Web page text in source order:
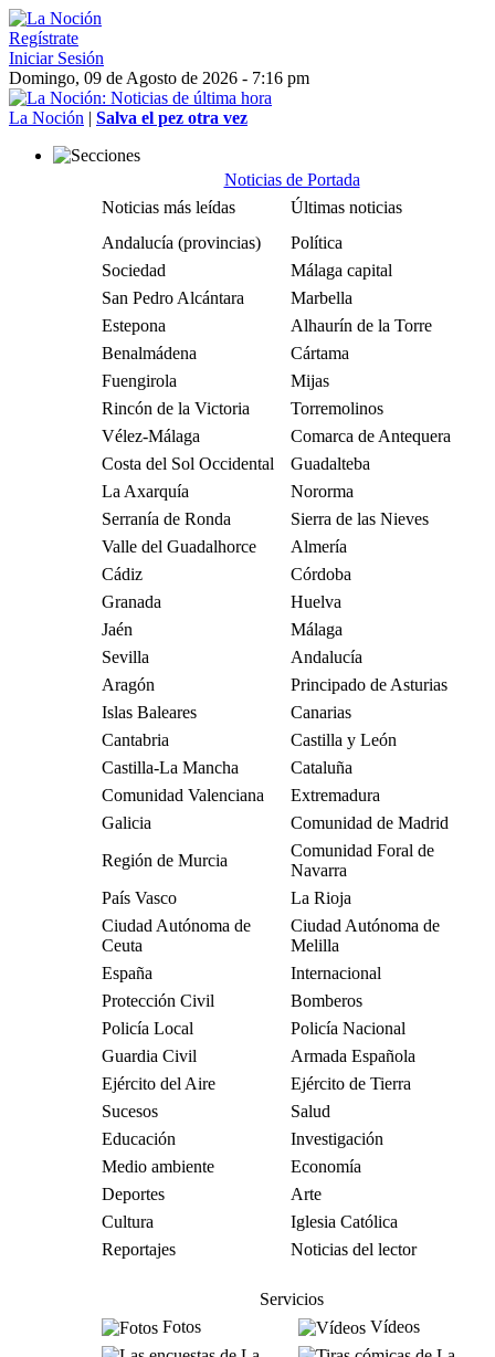
Regístrate
Iniciar Sesión
Domingo, 09 de Agosto de 2026 - 7:16 pm
La Noción | Salva el pez otra vez
Noticias de Portada
Noticias más leídas
Últimas noticias
Andalucía (provincias)
Política
Sociedad
Málaga capital
San Pedro Alcántara
Marbella
Estepona
Alhaurín de la Torre
Benalmádena
Cártama
Fuengirola
Mijas
Rincón de la Victoria
Torremolinos
Vélez-Málaga
Comarca de Antequera
Costa del Sol Occidental
Guadalteba
La Axarquía
Nororma
Serranía de Ronda
Sierra de las Nieves
Valle del Guadalhorce
Almería
Cádiz
Córdoba
Granada
Huelva
Jaén
Málaga
Sevilla
Andalucía
Aragón
Principado de Asturias
Islas Baleares
Canarias
Cantabria
Castilla y León
Castilla-La Mancha
Cataluña
Comunidad Valenciana
Extremadura
Galicia
Comunidad de Madrid
Región de Murcia
Comunidad Foral de
Navarra
País Vasco
La Rioja
Ciudad Autónoma de
Ceuta
Ciudad Autónoma de
Melilla
España
Internacional
Protección Civil
Bomberos
Policía Local
Policía Nacional
Guardia Civil
Armada Española
Ejército del Aire
Ejército de Tierra
Sucesos
Salud
Educación
Investigación
Medio ambiente
Economía
Deportes
Arte
Cultura
Iglesia Católica
Reportajes
Noticias del lector
Servicios
Fotos
Vídeos